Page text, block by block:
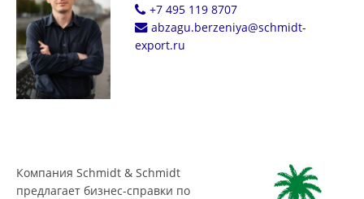
+7 495 119 8707
abzagu.berzeniya@schmidt-
export.ru
Компания Schmidt & Schmidt
предлагает бизнес-справки по